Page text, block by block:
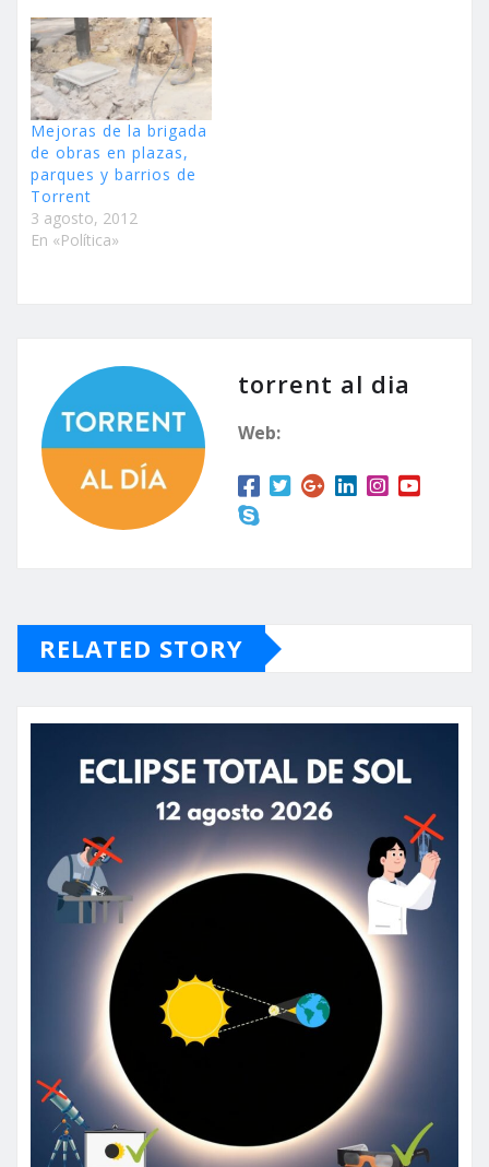
Mejoras de la brigada
de obras en plazas,
parques y barrios de
Torrent
3 agosto, 2012
En «Política»
torrent al dia
Web:
RELATED STORY